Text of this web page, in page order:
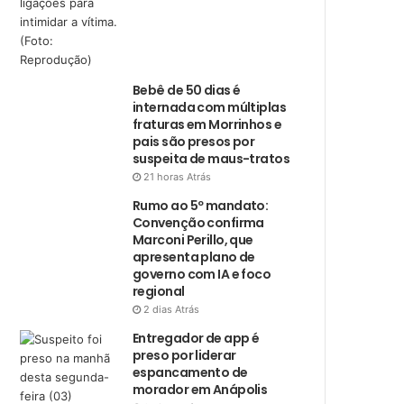
Bebê de 50 dias é
internada com múltiplas
fraturas em Morrinhos e
pais são presos por
suspeita de maus-tratos
21 horas Atrás
Rumo ao 5º mandato:
Convenção confirma
Marconi Perillo, que
apresenta plano de
governo com IA e foco
regional
2 dias Atrás
Entregador de app é
preso por liderar
espancamento de
morador em Anápolis